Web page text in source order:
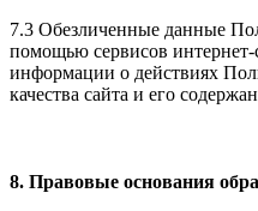
7.3 Обезличенные данные
помощью сервисов интернет-
информации о действиях
качества сайта и его
8. Правовые основания